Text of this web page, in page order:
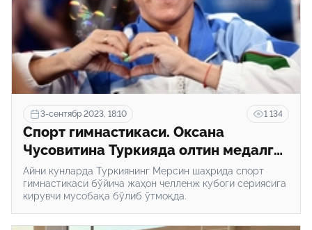
3-сентябр 2023, 18:10 1 134
Спорт гимнастикаси. Оксана
Чусовитина Туркияда олтин медалга
эга чиқди
Айни кунларда Туркиянинг Мерсин шаҳрида спорт
гимнастикаси бўйича жаҳон челленж кубоги сериясига
кирувчи мусобақа бўлиб ўтмоқда.